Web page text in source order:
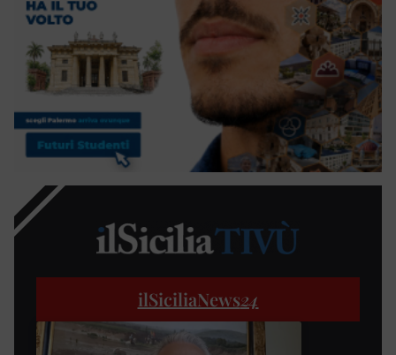
ilSiciliaNews24